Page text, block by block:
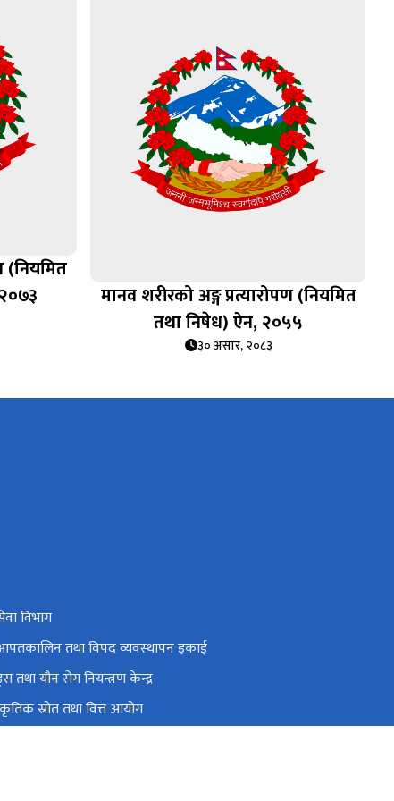
(नियमित
मानव शरीरको अङ्ग प्रत्यारोपण (नियमित
तथा निषेध) ऐन, २०५५
३० असार, २०८३
विभाग
तथा विपद व्यवस्थापन इकाई
तथा यौन रोग नियन्त्रण केन्द्र
स्रोत तथा वित्त आयोग